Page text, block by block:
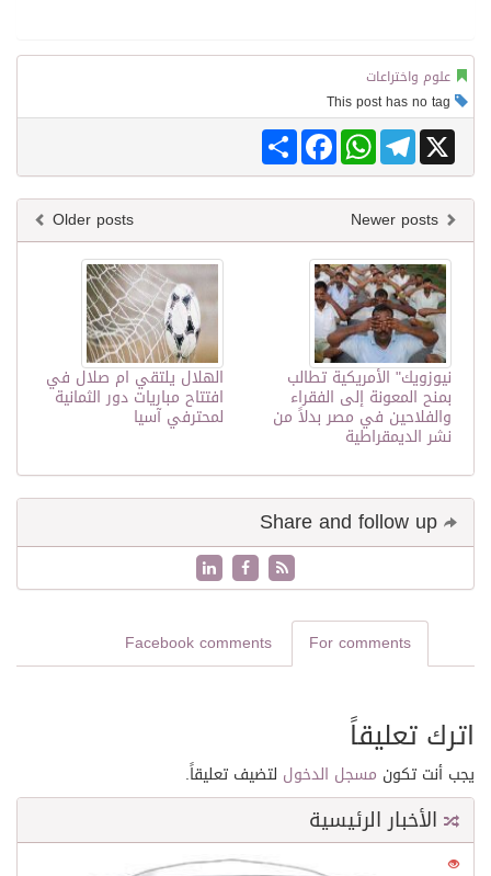
علوم واختراعات
Share
FacebookWhatsAppTelegram X
Older posts
الهلال يلتقي ام صلال في
افتتاح مباريات دور الثمانية
لمحترفي آسيا
نيوزويك" الأمريكية تطالب
بمنح المعونة إلى الفقراء
والفلاحين في مصر بدلاً من
نشر الديمقراطية
For comments
Facebook comments
اترك تعليقاً
يجب أنت تكون مسجل الدخول لتضيف تعليقاً.
الأخبار الرئيسية
21530